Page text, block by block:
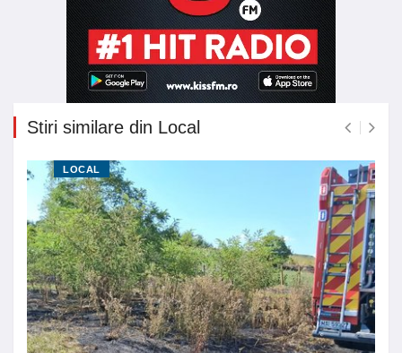
Stiri similare din Local
LOCAL